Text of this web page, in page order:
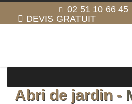
02 51 10 66 45
DEVIS GRATUIT
Abri de jardin -